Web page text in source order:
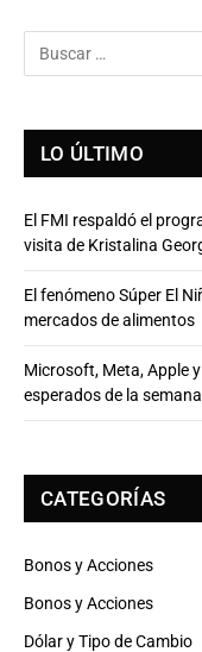
LO ÚLTIMO
El FMI respaldó el
visita de Kristalina
El fenómeno Súper El
mercados de alimentos
Microsoft, Meta, Apple
esperados de la semana
CATEGORÍAS
Bonos y Acciones
Bonos y Acciones
Dólar y Tipo de Cambio